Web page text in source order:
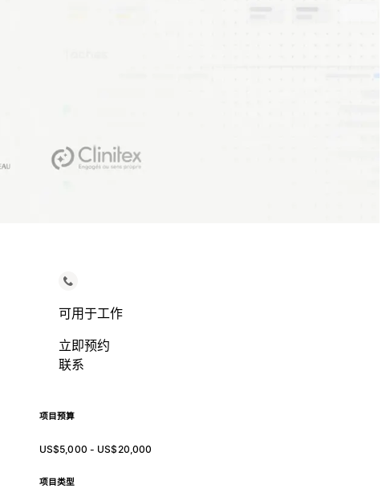
可用于工作
立即预约
联系
项目预算
US$5,000 - US$20,000
项目类型